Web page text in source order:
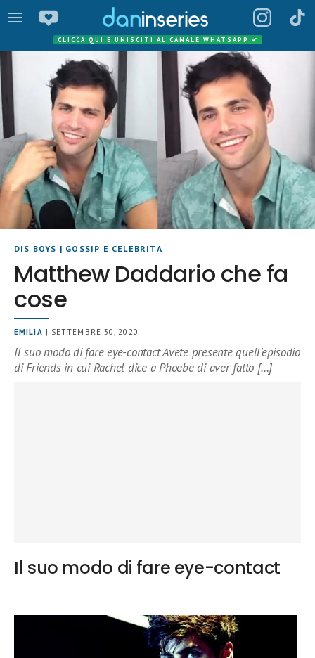
CLICCA QUI E UNISCITI AL CANALE WHATSAPP ✔
DIS BOYS | GOSSIP E CELEBRITÀ
Matthew Daddario che fa
cose
EMILIA | SETTEMBRE 30, 2020
Il suo modo di fare eye-contact Avete presente quell’episodio
di Friends in cui Rachel dice a Phoebe di aver fatto […]
Il suo modo di fare eye-contact